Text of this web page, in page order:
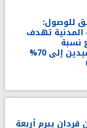
للوصول:
المدنية تهدف
نسبة
المستفيدين إلى 70%
قردان يبرم أربعة